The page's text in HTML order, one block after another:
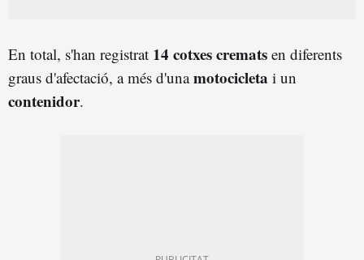
En total, s'han registrat 14 cotxes cremats en diferents
graus d'afectació, a més d'unamotocicleta i un
contenidor.